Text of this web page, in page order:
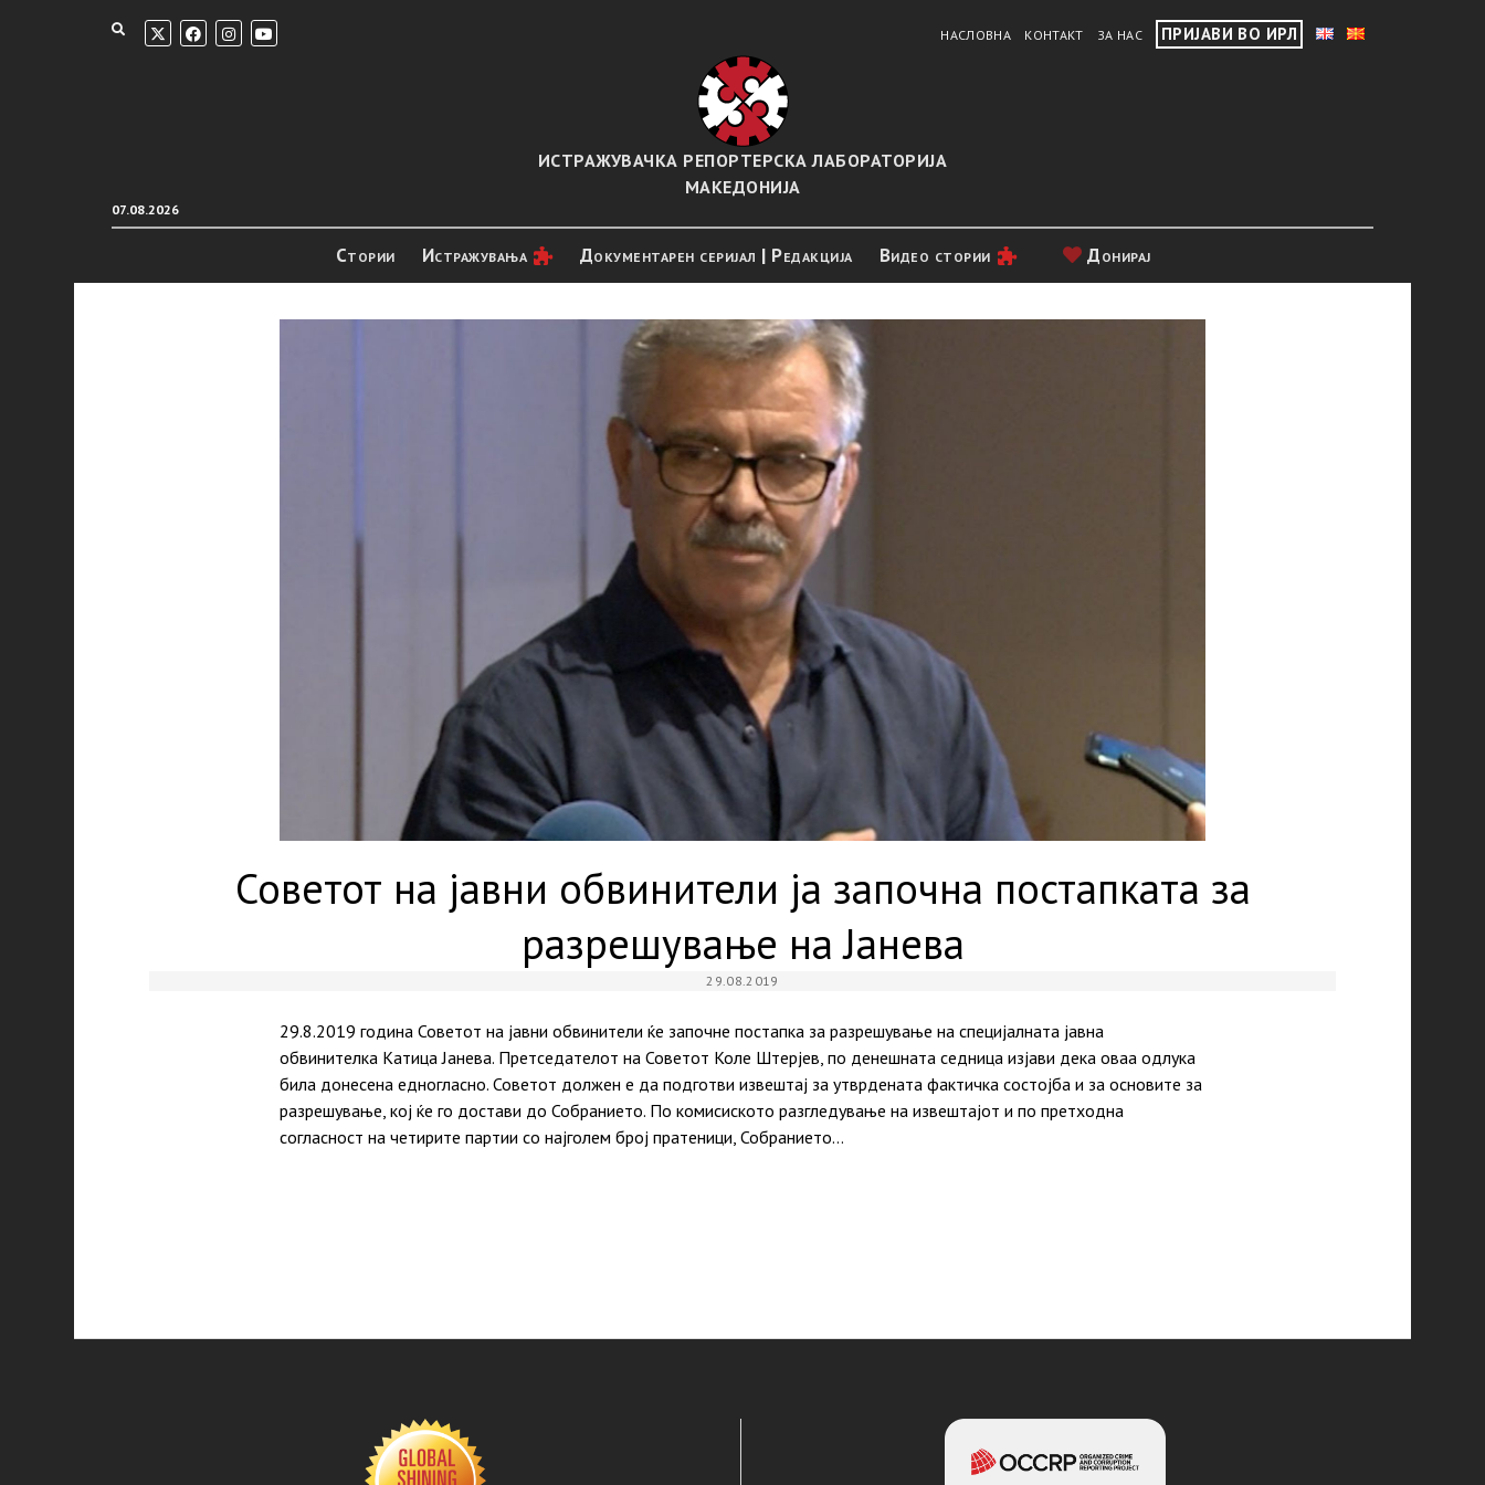
НАСЛОВНА КОНТАКТ ЗА НАС ПРИЈАВИ ВО ИРЛ
07.08.2026
ИСТРАЖУВАЧКА РЕПОРТЕРСКА ЛАБОРАТОРИЈА
МАКЕДОНИЈА
Стории Истражувањa Документарен серијал | Редакција Видео стории Донирај
Советот на јавни обвинители ја започна постапката за
разрешување на Јанева
29.08.2019
29.8.2019 година Советот на јавни обвинители ќе започне постапка за разрешување на специјалната јавна
обвинителка Катица Јанева. Претседателот на Советот Коле Штерјев, по денешната седница изјави дека оваа одлука
била донесена едногласно. Советот должен е да подготви извештај за утврдената фактичка состојба и за основите за
разрешување, кој ќе го достави до Собранието. По комисиското разгледување на извештајот и по претходна
согласност на четирите партии со најголем број пратеници, Собранието…